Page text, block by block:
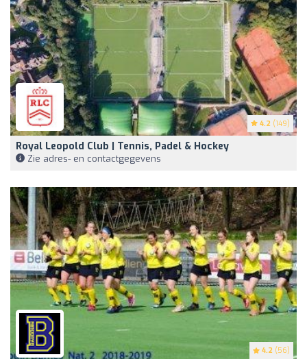
4.2 (149)
Royal Leopold Club | Tennis, Padel & Hockey
Zie adres- en contactgegevens
4.2 (56)